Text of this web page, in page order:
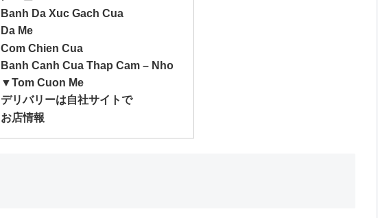
Banh Da Xuc Gach Cua
Da Me
Com Chien Cua
Banh Canh Cua Thap Cam – Nho
▼Tom Cuon Me
デリバリーは自社サイトで
お店情報